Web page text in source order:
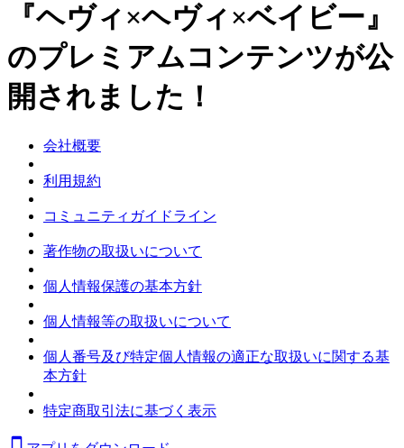
『ヘヴィ×ヘヴィ×ベイビー』
のプレミアムコンテンツが公
開されました！
会社概要
利用規約
コミュニティガイドライン
著作物の取扱いについて
個人情報保護の基本方針
個人情報等の取扱いについて
個人番号及び特定個人情報の適正な取扱いに関する基
本方針
特定商取引法に基づく表示